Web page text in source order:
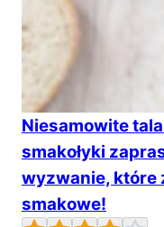
Niesamowite
smakołyki
wyzwanie, które
smakowe!